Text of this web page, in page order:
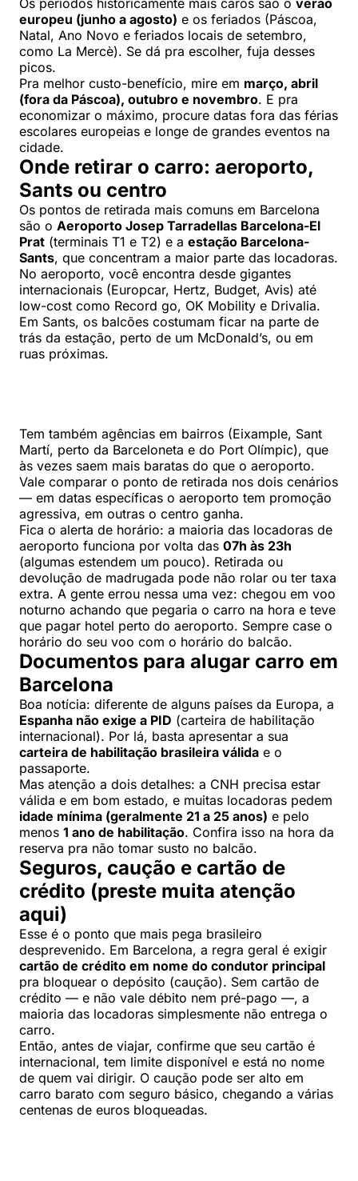
Os períodos historicamente mais caros são o verão
europeu (junho a agosto) e os feriados (Páscoa,
Natal, Ano Novo e feriados locais de setembro,
como La Mercè). Se dá pra escolher, fuja desses
picos.
Pra melhor custo-benefício, mire em março, abril
(fora da Páscoa), outubro e novembro. E pra
economizar o máximo, procure datas fora das férias
escolares europeias e longe de grandes eventos na
cidade.
Onde retirar o carro: aeroporto,
Sants ou centro
Os pontos de retirada mais comuns em Barcelona
são o Aeroporto Josep Tarradellas Barcelona-El
Prat (terminais T1 e T2) e a estação Barcelona-
Sants, que concentram a maior parte das locadoras.
No aeroporto, você encontra desde gigantes
internacionais (Europcar, Hertz, Budget, Avis) até
low-cost como Record go, OK Mobility e Drivalia.
Em Sants, os balcões costumam ficar na parte de
trás da estação, perto de um McDonald’s, ou em
ruas próximas.
Tem também agências em bairros (Eixample, Sant
Martí, perto da Barceloneta e do Port Olímpic), que
às vezes saem mais baratas do que o aeroporto.
Vale comparar o ponto de retirada nos dois cenários
— em datas específicas o aeroporto tem promoção
agressiva, em outras o centro ganha.
Fica o alerta de horário: a maioria das locadoras de
aeroporto funciona por volta das 07h às 23h
(algumas estendem um pouco). Retirada ou
devolução de madrugada pode não rolar ou ter taxa
extra. A gente errou nessa uma vez: chegou em voo
noturno achando que pegaria o carro na hora e teve
que pagar hotel perto do aeroporto. Sempre case o
horário do seu voo com o horário do balcão.
Documentos para alugar carro em
Barcelona
Boa notícia: diferente de alguns países da Europa, a
Espanha não exige a PID (carteira de habilitação
internacional). Por lá, basta apresentar a sua
carteira de habilitação brasileira válida e o
passaporte.
Mas atenção a dois detalhes: a CNH precisa estar
válida e em bom estado, e muitas locadoras pedem
idade mínima (geralmente 21 a 25 anos) e pelo
menos 1 ano de habilitação. Confira isso na hora da
reserva pra não tomar susto no balcão.
Seguros, caução e cartão de
crédito (preste muita atenção
aqui)
Esse é o ponto que mais pega brasileiro
desprevenido. Em Barcelona, a regra geral é exigir
cartão de crédito em nome do condutor principal
pra bloquear o depósito (caução). Sem cartão de
crédito — e não vale débito nem pré-pago —, a
maioria das locadoras simplesmente não entrega o
carro.
Então, antes de viajar, confirme que seu cartão é
internacional, tem limite disponível e está no nome
de quem vai dirigir. O caução pode ser alto em
carro barato com seguro básico, chegando a várias
centenas de euros bloqueadas.